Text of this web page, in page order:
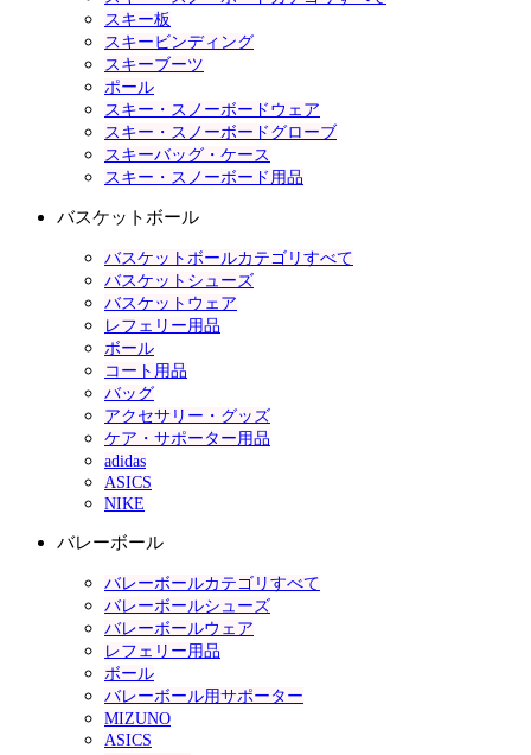
スキー板
スキービンディング
スキーブーツ
ポール
スキー・スノーボードウェア
スキー・スノーボードグローブ
スキーバッグ・ケース
スキー・スノーボード用品
バスケットボール
バスケットボールカテゴリすべて
バスケットシューズ
バスケットウェア
レフェリー用品
ボール
コート用品
バッグ
アクセサリー・グッズ
ケア・サポーター用品
adidas
ASICS
NIKE
バレーボール
バレーボールカテゴリすべて
バレーボールシューズ
バレーボールウェア
レフェリー用品
ボール
バレーボール用サポーター
MIZUNO
ASICS